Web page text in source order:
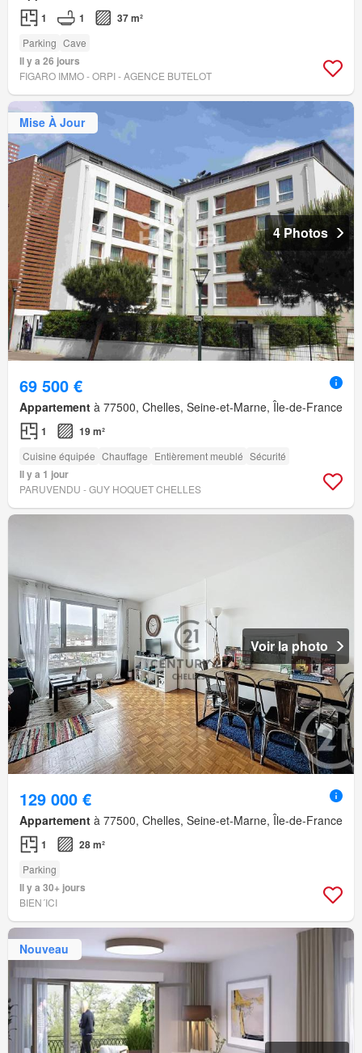
1 1 37 m²
Parking Cave
Il y a 26 jours
FIGARO IMMO - ORPI - AGENCE BUTELOT
Mise À Jour
4 Photos
69 500 €
Appartement à 77500, Chelles, Seine-et-Marne, Île-de-France
1 19 m²
Cuisine équipée Chauffage Entièrement meublé Sécurité
Il y a 1 jour
PARUVENDU - GUY HOQUET CHELLES
Voir la photo
129 000 €
Appartement à 77500, Chelles, Seine-et-Marne, Île-de-France
1 28 m²
Parking
Il y a 30+ jours
BIEN´ICI
Nouveau